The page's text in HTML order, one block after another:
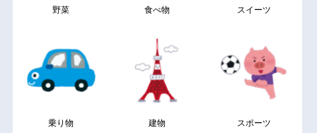
野菜 食べ物 スイーツ
乗り物 建物 スポーツ